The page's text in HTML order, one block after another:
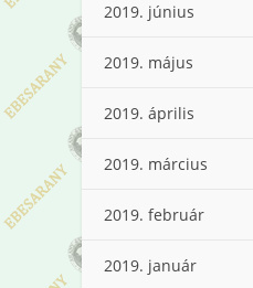
2019. június
2019. május
2019. április
2019. március
2019. február
2019. január